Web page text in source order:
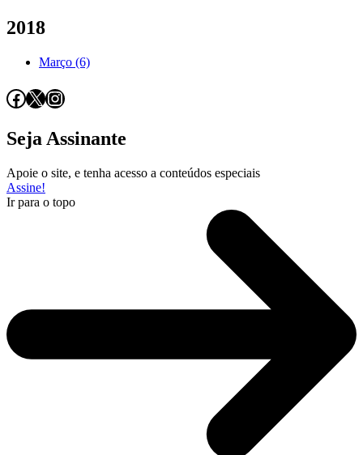
2018
Março (6)
Facebook
X Instagram
Seja Assinante
Apoie o site, e tenha acesso a conteúdos especiais
Assine!
Ir para o topo